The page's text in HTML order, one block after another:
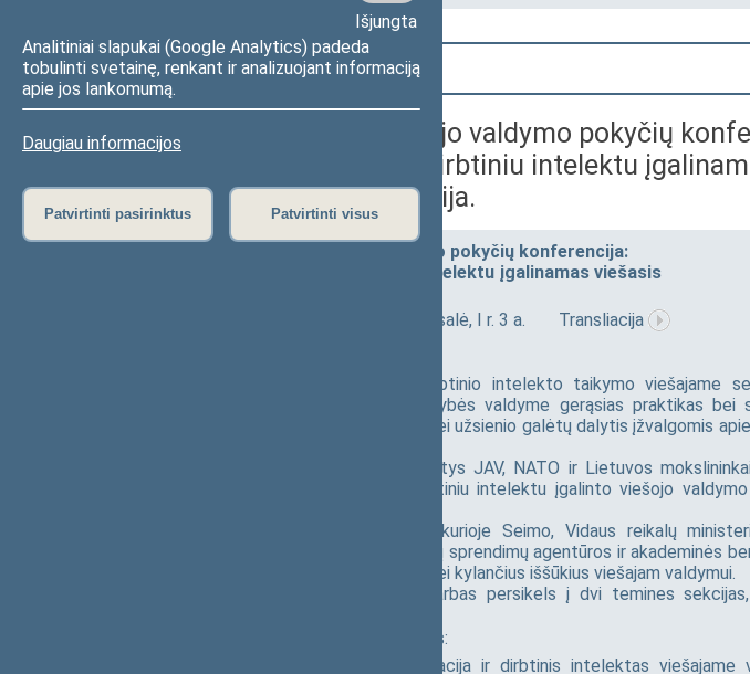
Išjungta
Analitiniai slapukai (Google Analytics) padeda
tobulinti svetainę, renkant ir analizuojant informaciją
apie jos lankomumą.
Daugiau informacijos
Patvirtinti pasirinktus Patvirtinti visus
Paieška
Tarptautinė 13-oji Viešojo valdymo pokyčių
Duomenimis grįstas ir dirbtiniu intelektu
valdymas. Plenarinė sesija.
Tarptautinė 13-oji Viešojo valdymo pokyčių konferencija:
Duomenimis grįstas ir dirbtiniu intelektu įgalinamas viešasis
Konstitucijos salė, I r. 3 a. Transliacija
Konferencijos tikslas – aptarti dirbtinio intelekto taikymo viešajame
duomenimis grįstų sprendimų valstybės valdyme gerąsias praktikas bei
mokslininkai ir praktikai iš Lietuvos bei užsienio galėtų dalytis įžvalgomis
Plenarinėje sesijoje pranešimus skaitys JAV, NATO ir Lietuvos
analizuos duomenimis grįsto ir dirbtiniu intelektu įgalinto viešojo
Plenarinę sesiją užbaigs diskusija, kurioje Seimo, Vidaus reikalų
savivaldybės, Valstybės skaitmeninių sprendimų agentūros ir akademinės
aptars Lietuvos gerąsias praktikas bei kylančius iššūkius viešajam valdymui.
Popietinėje konferencijos dalyje darbas persikels į dvi temines
🕝 14.00–17.00 val. Teminės sekcijos:
Skaitmeninė transformacija ir dirbtinis intelektas viešajame